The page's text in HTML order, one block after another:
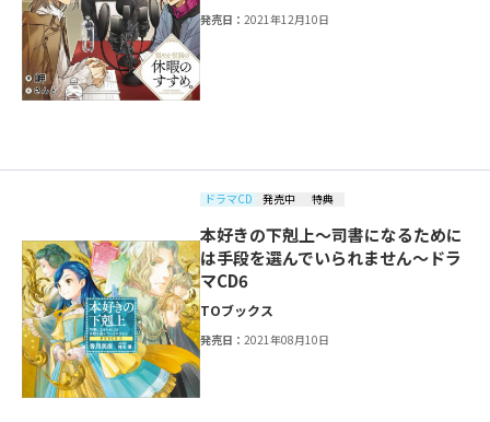
発売日：2021年12月10日
ドラマCD 発売中 特典
本好きの下剋上～司書になるために
は手段を選んでいられません～ドラ
マCD6
TOブックス
発売日：2021年08月10日